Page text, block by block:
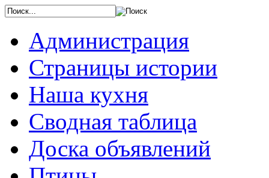
Администрация
Страницы истории
Наша кухня
Сводная таблица
Доска объявлений